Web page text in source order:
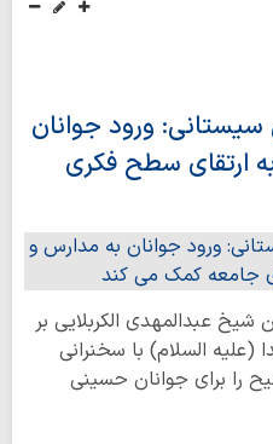
سیستانی: ورود جوانان
ارتقای سطح فکری
عبدالمهدی الکربلایی بر
(علیه السلام) با سخنرانی
را برای جوانان حسینی